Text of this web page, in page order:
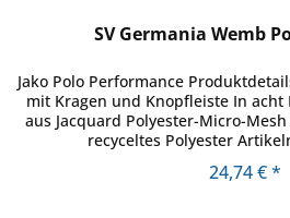
SV Germania Wemb
Jako Polo Performance
mit Kragen und Knopfleiste In acht
aus Jacquard Polyester-Micro-
recyceltes Polyester
24,74 € *